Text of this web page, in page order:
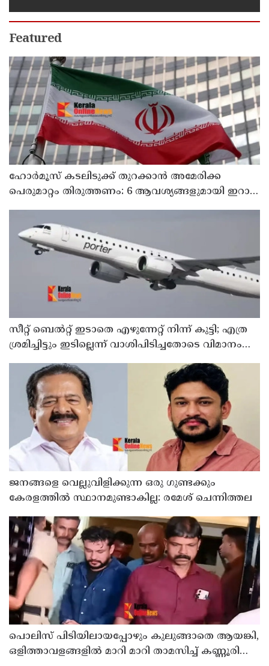
ശിക്ഷ നല്‍കും':എഡിജിപി
Featured
ഹോര്‍മൂസ് കടലിടുക്ക് തുറക്കാന്‍ അമേരിക്ക
പെരുമാറ്റം തിരുത്തണം: 6 ആവശ്യങ്ങളുമായി ഇറാന്‍
സീറ്റ് ബെല്‍റ്റ് ഇടാതെ എഴുന്നേറ്റ് നിന്ന് കുട്ടി; എത്ര
ശ്രമിച്ചിട്ടും ഇടില്ലെന്ന് വാശിപിടിച്ചതോടെ വിമാനം
ജനങ്ങളെ വെല്ലുവിളിക്കുന്ന ഒരു ഗുണ്ടക്കും
കേരളത്തില്‍ സ്ഥാനമുണ്ടാകില്ല: രമേശ് ചെന്നിത്തല
പൊലിസ് പിടിയിലായപ്പോഴും കുലുങ്ങാതെ ആയങ്കി,
ഒളിത്താവളങ്ങളില്‍ മാറി മാറി താമസിച്ച് കണ്ണൂരിലെ